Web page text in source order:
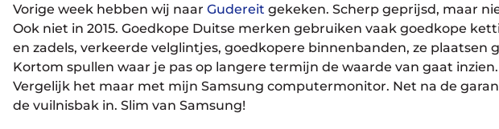
Vorige week hebben wij naar Gudereit gekeken. Scherp geprijsd, maar
Ook niet in 2015. Goedkope Duitse merken gebruiken vaak goedkope
en zadels, verkeerde velglintjes, goedkopere binnenbanden, ze plaatsen
Kortom spullen waar je pas op langere termijn de waarde van gaat inzien.
Vergelijk het maar met mijn Samsung computermonitor. Net na de
de vuilnisbak in. Slim van Samsung!